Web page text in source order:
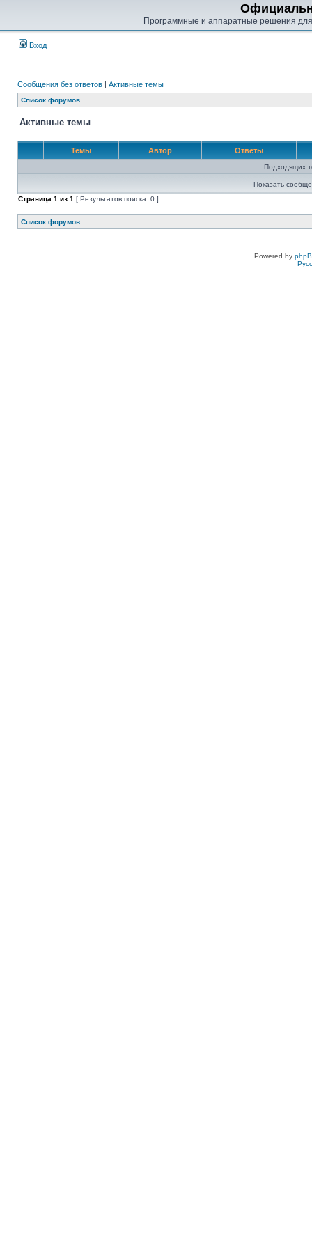
Программные и аппаратные решения
Вход
Сообщения без ответов | Активные темы
Список форумов
Активные темы
Темы Автор Ответы
Подходящих
Показать
Страница 1 из 1 [ Результатов поиска: 0 ]
Список форумов
Powered by